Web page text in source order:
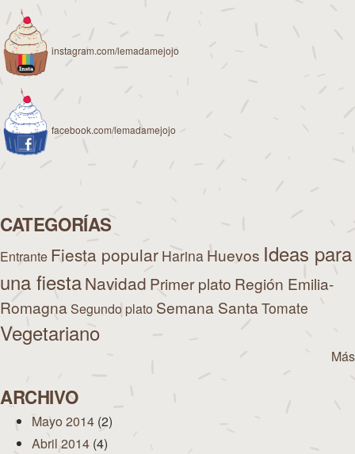
instagram.com/lemadamejojo
facebook.com/lemadamejojo
CATEGORÍAS
Entrante Fiesta popular Harina Huevos Ideas para
una fiestaNavidad Primer plato Región Emilia-
Romagna Segundo plato Semana Santa Tomate
Vegetariano
Más
ARCHIVO
Mayo 2014 (2)
Abril 2014 (4)